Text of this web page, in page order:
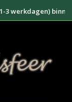
binnen